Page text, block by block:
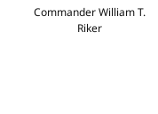
Commander William T.
Riker